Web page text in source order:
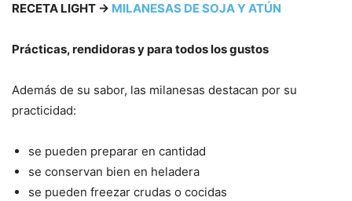
RECETA LIGHT → MILANESAS DE SOJA Y ATÚN
Prácticas, rendidoras y para todos los gustos
Además de su sabor, las milanesas destacan por su
practicidad:
se pueden preparar en cantidad
se conservan bien en heladera
se pueden freezar crudas o cocidas